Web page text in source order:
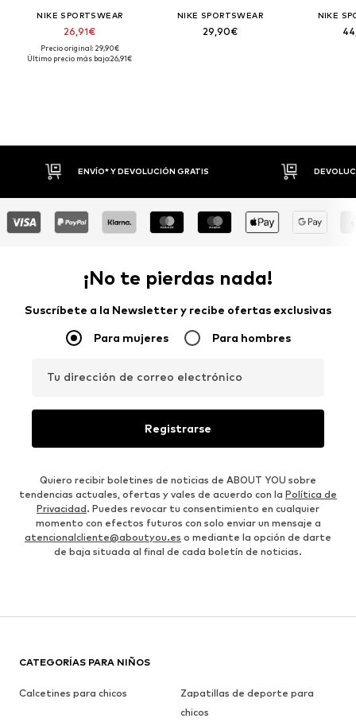
NIKE SPORTSWEAR
26,91€
Precio original: 29,90€
Último precio más bajo:26,91€
NIKE SPORTSWEAR
29,90€
NIKE
ENVÍO* Y DEVOLUCIÓN GRATIS DEVOLUCIONES
¡No te pierdas nada!
Suscríbete a la Newsletter y recibe ofertas exclusivas
Para mujeres Para hombres
Tu dirección de correo electrónico
Registrarse
Quiero recibir boletines de noticias de ABOUT YOU sobre
tendencias actuales, ofertas y vales de acuerdo con la Política de
Privacidad. Puedes revocar tu consentimiento en cualquier
momento con efectos futuros con solo enviar un mensaje a
atencionalcliente@aboutyou.es o mediante la opción de darte
de baja situada al final de cada boletín de noticias.
CATEGORÍAS PARA NIÑOS
Calcetines para chicos
Zapatillas de deporte para
chicos